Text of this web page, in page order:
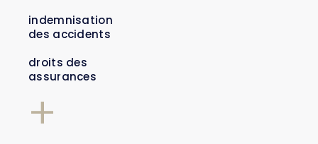
indemnisation
des accidents
droits des
assurances
+